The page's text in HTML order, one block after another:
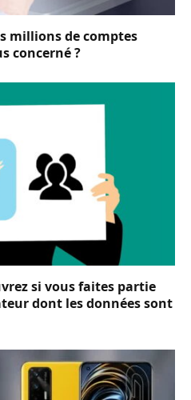
millions de comptes
concerné ?
si vous faites partie
dont les données sont